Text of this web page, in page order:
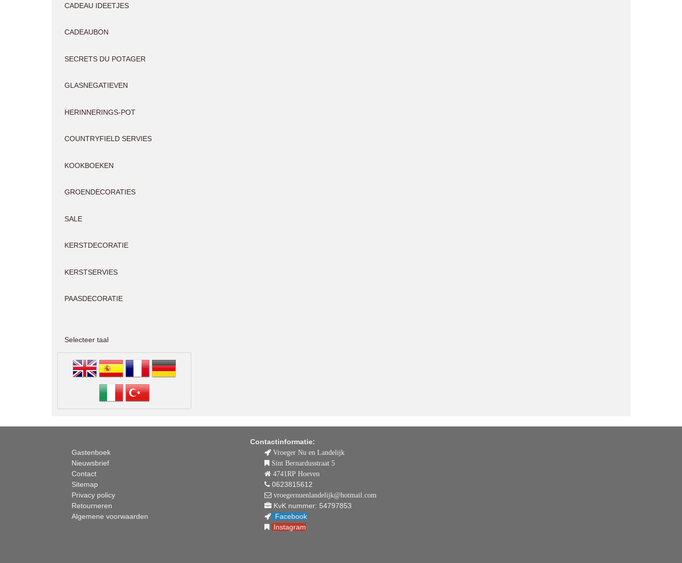
CADEAU IDEETJES
CADEAUBON
SECRETS DU POTAGER
GLASNEGATIEVEN
HERINNERINGS-POT
COUNTRYFIELD SERVIES
KOOKBOEKEN
GROENDECORATIES
SALE
KERSTDECORATIE
KERSTSERVIES
PAASDECORATIE
Selecteer taal
Gastenboek
Nieuwsbrief
Contact
Sitemap
Privacy policy
Retourneren
Algemene voorwaarden
Contactinformatie:
Vroeger Nu en Landelijk
Sint Bernardusstraat 5
4741RP Hoeven
0623815612
vroegernuenlandelijk@hotmail.com
KvK nummer: 54797853
Facebook
Instagram